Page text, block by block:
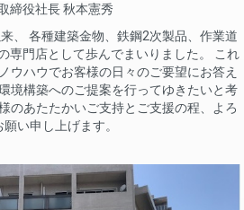
締役社長 秋本憲秀
、 各種建築金物、鉄鋼2次製品、作業道
専門店として歩んでまいりました。 これ
ウハウでお客様の日々のご要望にお答え
境構築へのご提案を行ってゆきたいと考
のあたたかいご支持とご支援の程、よろ
願い申し上げます。